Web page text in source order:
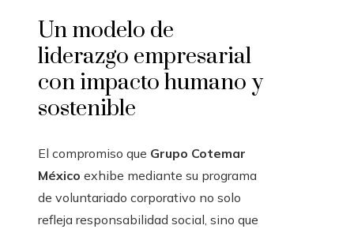
Un modelo de
liderazgo empresarial
con impacto humano y
sostenible
El compromiso que Grupo Cotemar
México exhibe mediante su programa
de voluntariado corporativo no solo
refleja responsabilidad social, sino que